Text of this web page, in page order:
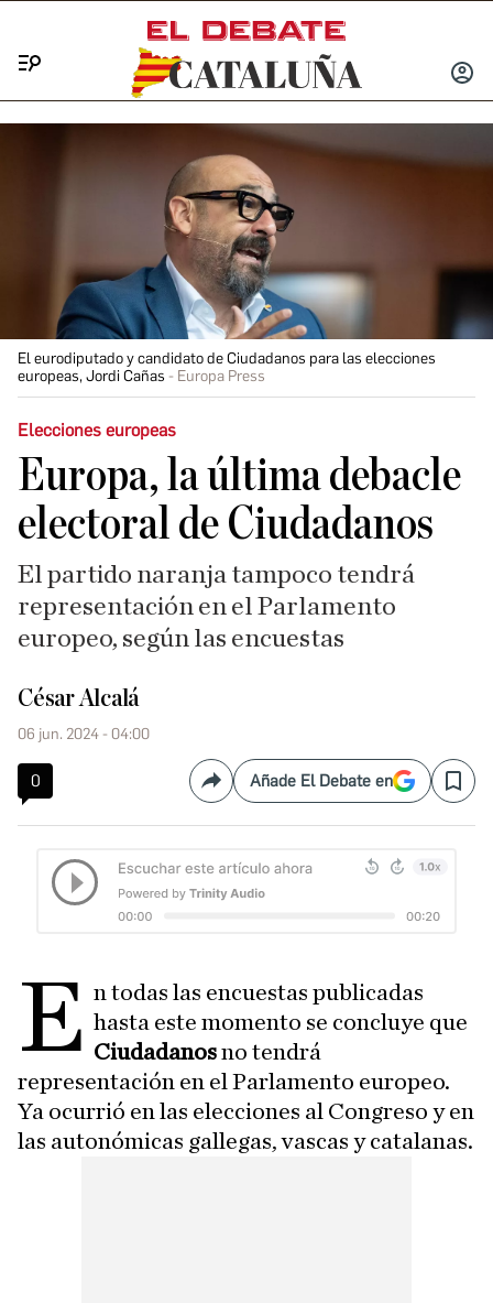
INICIAR
El eurodiputado y candidato de Ciudadanos para las elecciones
europeas, Jordi Cañas
Europa Press
Elecciones europeas
Europa, la última debacle
electoral de Ciudadanos
El partido naranja tampoco tendrá
representación en el Parlamento
europeo, según las encuestas
César Alcalá
06 jun. 2024 - 04:00
0 CompartirAñade El Debate en Save
E n todas las encuestas publicadas
hasta este momento se concluye que
Ciudadanosno tendrá
representación en el Parlamento europeo.
Ya ocurrió en las elecciones al Congreso y en
las autonómicas gallegas, vascas y catalanas.